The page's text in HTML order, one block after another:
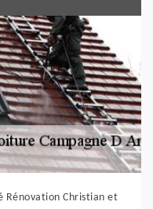
Rénovation Christian et